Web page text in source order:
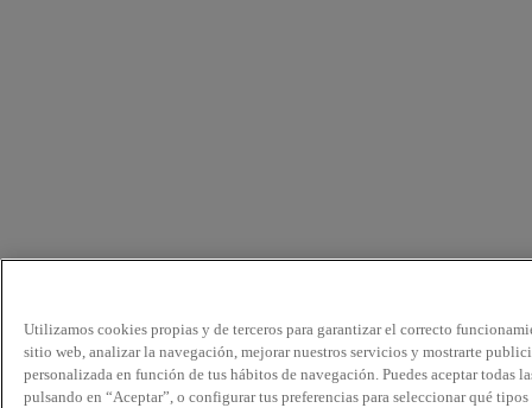
Utilizamos cookies propias y de terceros para garantizar el correcto
sitio web, analizar la navegación, mejorar nuestros servicios y mostrarte
personalizada en función de tus hábitos de navegación. Puedes aceptar todas
pulsando en “Aceptar”, o configurar tus preferencias para seleccionar qué tipos